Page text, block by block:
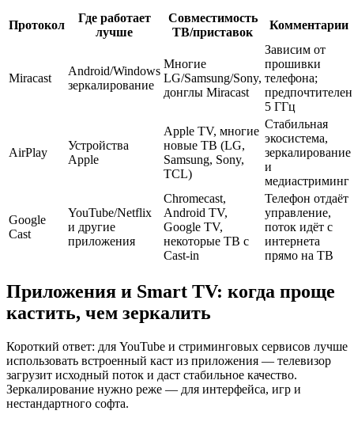
Протокол
Где работает
лучше
Совместимость
ТВ/приставок
Комментарии
Miracast
Android/Windows
зеркалирование
Многие
LG/Samsung/Sony,
донглы Miracast
Зависим от
прошивки
телефона;
предпочтителен
5 ГГц
AirPlay
Устройства
Apple
Apple TV, многие
новые ТВ (LG,
Samsung, Sony,
TCL)
Стабильная
экосистема,
зеркалирование
и
медиастриминг
Google
Cast
YouTube/Netflix
и другие
приложения
Chromecast,
Android TV,
Google TV,
некоторые ТВ с
Cast‑in
Телефон отдаёт
управление,
поток идёт с
интернета
прямо на ТВ
Приложения и Smart TV: когда проще
кастить, чем зеркалить
Короткий ответ: для YouTube и стриминговых сервисов лучше
использовать встроенный каст из приложения — телевизор
загрузит исходный поток и даст стабильное качество.
Зеркалирование нужно реже — для интерфейса, игр и
нестандартного софта.